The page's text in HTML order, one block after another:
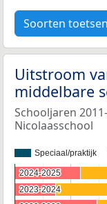
Soorten toetsen
Uitstroom
middelbare
Schooljaren
Nicolaasschool
Speciaal/praktijk
2024-2025
2024-2025
2023-2024
2023-2024